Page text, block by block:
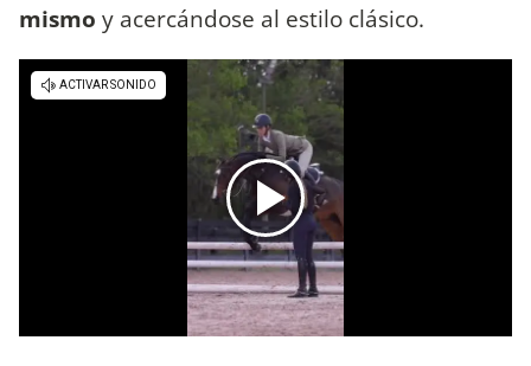
mismo y acercándose al estilo clásico.